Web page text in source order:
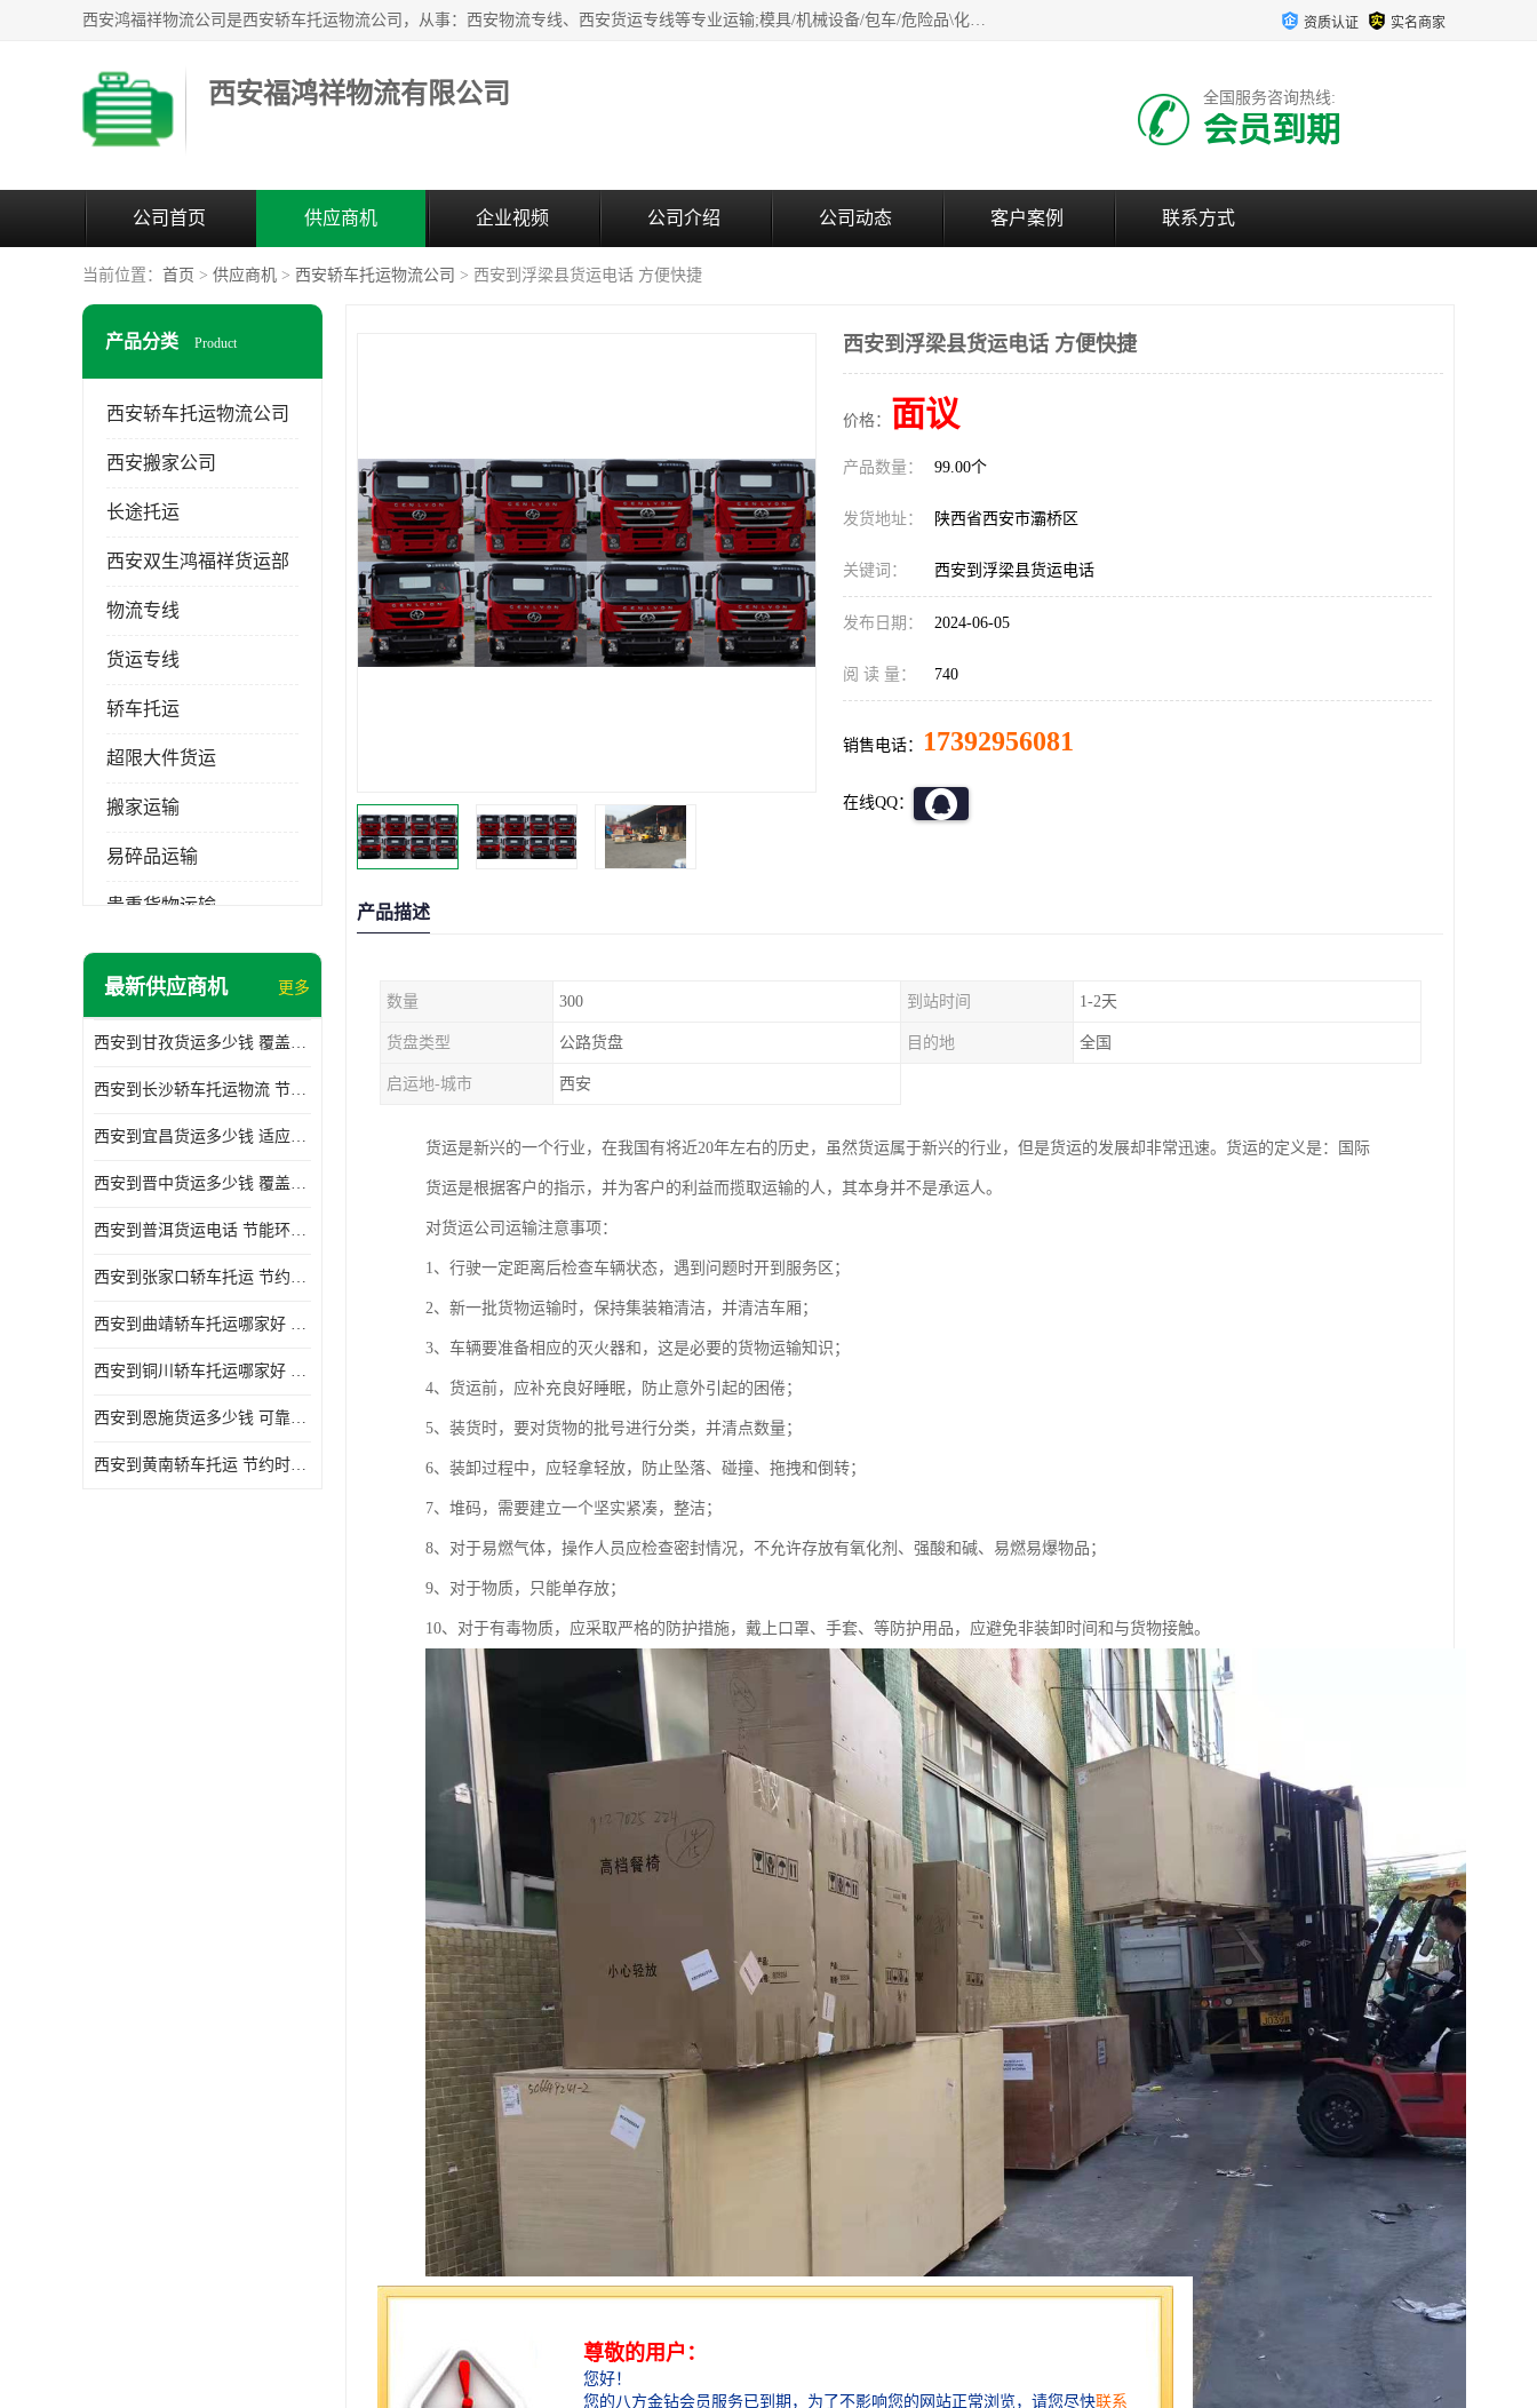
西安鸿福祥物流公司是西安轿车托运物流公司，从事：西安物流专线、西安货运专线等专业运输;模具/机械设备/包车/危险品\化工涂料/油漆机油\普通货物\食品\家具\贵重货物运输/易碎品运输/工艺品\行李\搬家运输等超限大件货物专业运输服务为一体。 资质认证 实名商家
西安福鸿祥物流有限公司 全国服务咨询热线:
会员到期
公司首页 供应商机 企业视频 公司介绍 公司动态 客户案例 联系方式
当前位置： 首页 > 供应商机 > 西安轿车托运物流公司 > 西安到浮梁县货运电话 方便快捷
产品分类 Product
西安轿车托运物流公司
西安搬家公司
长途托运
西安双生鸿福祥货运部
物流专线
货运专线
轿车托运
超限大件货运
搬家运输
易碎品运输
贵重货物运输
普通货物
危险品运输
最新供应商机 更多
西安到甘孜货运多少钱 覆盖面广 降低运输成本
西安到长沙轿车托运物流 节约时间 为客户节省大量时间和能源
西安到宜昌货运多少钱 适应能力强 降低运输成本
西安到晋中货运多少钱 覆盖面广 一站式运输
西安到普洱货运电话 节能环保 灵活性高 持续性长
西安到张家口轿车托运 节约时间 随时查询车辆时实位置
西安到曲靖轿车托运哪家好 方便快捷 用户享受上门提送车辆
西安到铜川轿车托运哪家好 节约时间精力 在途运输一对一客服
西安到恩施货运多少钱 可靠性高 灵活性高 持续性长
西安到黄南轿车托运 节约时间 随时查询车辆时实位置
西安到浮梁县货运电话 方便快捷
价格： 面议
产品数量： 99.00个
发货地址： 陕西省西安市灞桥区
关键词： 西安到浮梁县货运电话
发布日期： 2024-06-05
阅 读 量： 740
销售电话： 17392956081
在线QQ：
产品描述
数量 300 到站时间 1-2天
货盘类型 公路货盘 目的地 全国
启运地-城市 西安
货运是新兴的一个行业，在我国有将近20年左右的历史，虽然货运属于新兴的行业，但是货运的发展却非常迅速。货运的定义是：国际
货运是根据客户的指示，并为客户的利益而揽取运输的人，其本身并不是承运人。
对货运公司运输注意事项：
1、行驶一定距离后检查车辆状态，遇到问题时开到服务区；
2、新一批货物运输时，保持集装箱清洁，并清洁车厢；
3、车辆要准备相应的灭火器和，这是必要的货物运输知识；
4、货运前，应补充良好睡眠，防止意外引起的困倦；
5、装货时，要对货物的批号进行分类，并清点数量；
6、装卸过程中，应轻拿轻放，防止坠落、碰撞、拖拽和倒转；
7、堆码，需要建立一个坚实紧凑，整洁；
8、对于易燃气体，操作人员应检查密封情况，不允许存放有氧化剂、强酸和碱、易燃易爆物品；
9、对于物质，只能单存放；
10、对于有毒物质，应采取严格的防护措施，戴上口罩、手套、等防护用品，应避免非装卸时间和与货物接触。